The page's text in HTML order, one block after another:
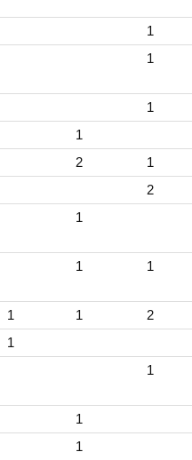
1
1
1
1
2
1
2
1
1 1
1 1
2
1
1
1
1